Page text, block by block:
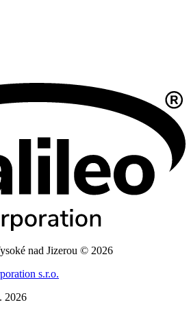
nad Jizerou © 2026
s.r.o.
2026